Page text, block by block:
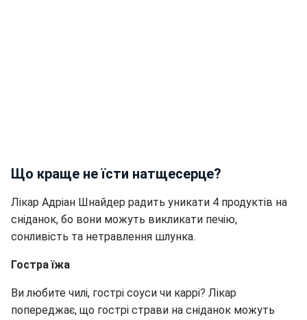
Що краще не їсти натщесерце?
Лікар Адріан Шнайдер радить уникати 4 продуктів на
сніданок, бо вони можуть викликати печію,
сонливість та нетравлення шлунка.
Гостра їжа
Ви любите чилі, гострі соуси чи каррі? Лікар
попереджає, що гострі страви на сніданок можуть